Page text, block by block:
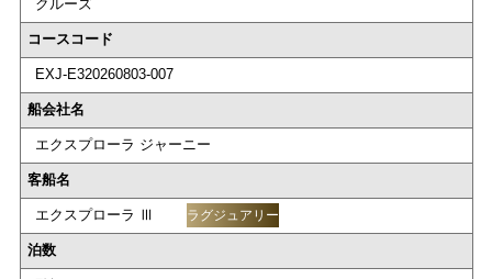
クルーズ
コースコード
EXJ-E320260803-007
船会社名
エクスプローラ ジャーニー
客船名
エクスプローラ Ⅲ ラグジュアリー
泊数